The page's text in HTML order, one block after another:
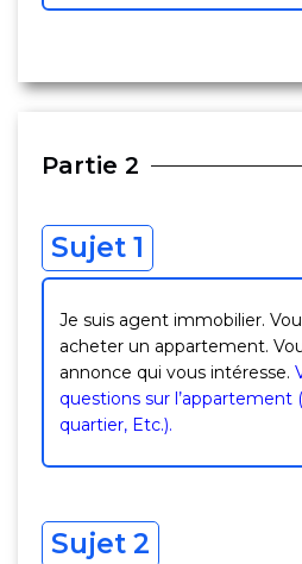
Partie 2
Sujet 1
Je suis agent immobilier.
acheter un appartement.
annonce qui vous intéresse.
questions sur l’appartement
quartier, Etc.).
Sujet 2